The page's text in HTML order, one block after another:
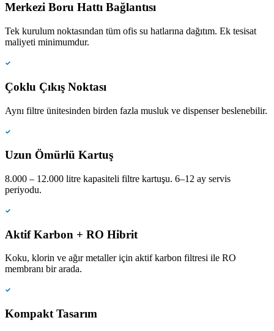
Merkezi Boru Hattı Bağlantısı
Tek kurulum noktasından tüm ofis su hatlarına dağıtım. Ek tesisat
maliyeti minimumdur.
Çoklu Çıkış Noktası
Aynı filtre ünitesinden birden fazla musluk ve dispenser beslenebilir.
Uzun Ömürlü Kartuş
8.000 – 12.000 litre kapasiteli filtre kartuşu. 6–12 ay servis
periyodu.
Aktif Karbon + RO Hibrit
Koku, klorin ve ağır metaller için aktif karbon filtresi ile RO
membranı bir arada.
Kompakt Tasarım